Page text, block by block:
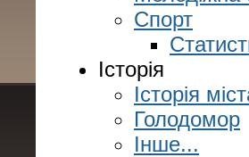
Спорт
Історія
Історія
Голодомор
Інше...